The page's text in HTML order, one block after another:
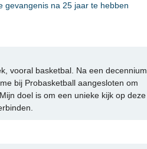
gevangenis na 25 jaar te hebben
vooral basketbal. Na een decennium
bij Probasketball aangesloten om
doel is om een unieke kijk op deze